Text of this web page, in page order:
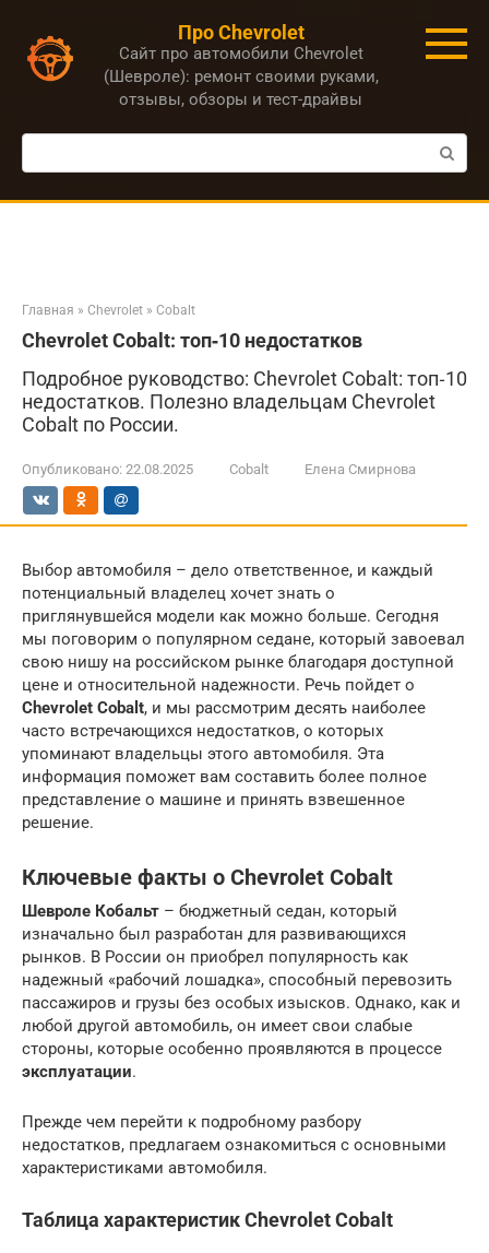
контенту
Про Chevrolet
Сайт про автомобили Chevrolet
(Шевроле): ремонт своими руками,
отзывы, обзоры и тест-драйвы
Поиск:
Главная » Chevrolet » Cobalt
Chevrolet Cobalt: топ‑10 недостатков
Подробное руководство: Chevrolet Cobalt: топ‑10
недостатков. Полезно владельцам Chevrolet
Cobalt по России.
Опубликовано: 22.08.2025 Cobalt Елена Смирнова
Выбор автомобиля – дело ответственное, и каждый
потенциальный владелец хочет знать о
приглянувшейся модели как можно больше. Сегодня
мы поговорим о популярном седане, который завоевал
свою нишу на российском рынке благодаря доступной
цене и относительной надежности. Речь пойдет о
Chevrolet Cobalt, и мы рассмотрим десять наиболее
часто встречающихся недостатков, о которых
упоминают владельцы этого автомобиля. Эта
информация поможет вам составить более полное
представление о машине и принять взвешенное
решение.
Ключевые факты о Chevrolet Cobalt
Шевроле Кобальт – бюджетный седан, который
изначально был разработан для развивающихся
рынков. В России он приобрел популярность как
надежный «рабочий лошадка», способный перевозить
пассажиров и грузы без особых изысков. Однако, как и
любой другой автомобиль, он имеет свои слабые
стороны, которые особенно проявляются в процессе
эксплуатации.
Прежде чем перейти к подробному разбору
недостатков, предлагаем ознакомиться с основными
характеристиками автомобиля.
Таблица характеристик Chevrolet Cobalt